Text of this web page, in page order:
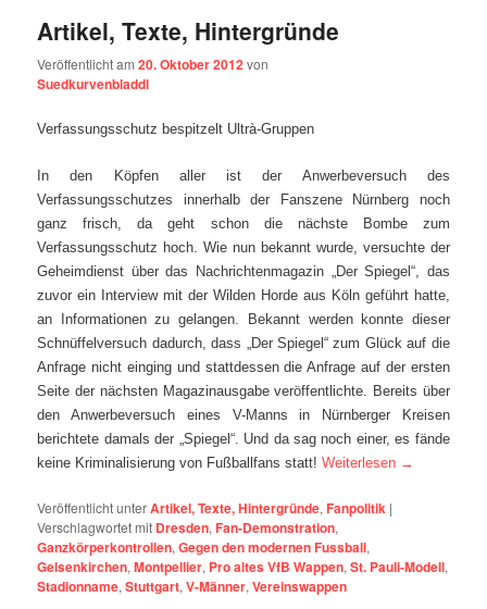
Artikel, Texte, Hintergründe
Veröffentlicht am20. Oktober 2012von
Suedkurvenbladdl
Verfassungsschutz bespitzelt Ultrà-Gruppen
In den Köpfen aller ist der Anwerbeversuch des
Verfassungsschutzes innerhalb der Fanszene Nürnberg noch
ganz frisch, da geht schon die nächste Bombe zum
Verfassungsschutz hoch. Wie nun bekannt wurde, versuchte der
Geheimdienst über das Nachrichtenmagazin „Der Spiegel“, das
zuvor ein Interview mit der Wilden Horde aus Köln geführt hatte,
an Informationen zu gelangen. Bekannt werden konnte dieser
Schnüffelversuch dadurch, dass „Der Spiegel“ zum Glück auf die
Anfrage nicht einging und stattdessen die Anfrage auf der ersten
Seite der nächsten Magazinausgabe veröffentlichte. Bereits über
den Anwerbeversuch eines V-Manns in Nürnberger Kreisen
berichtete damals der „Spiegel“. Und da sag noch einer, es fände
keine Kriminalisierung von Fußballfans statt!Weiterlesen →
Veröffentlicht unterArtikel, Texte, Hintergründe, Fanpolitik |
Verschlagwortet mit Dresden, Fan-Demonstration,
Ganzkörperkontrollen,Gegen den modernen Fussball,
Gelsenkirchen,Montpellier, Pro altes VfB Wappen,St. Pauli-Modell,
Stadionname,Stuttgart,V-Männer,Vereinswappen